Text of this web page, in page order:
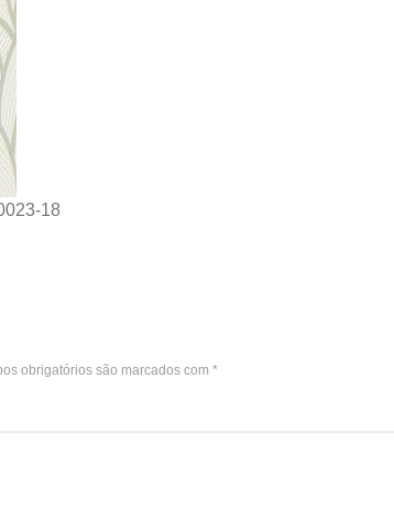
18
obrigatórios são marcados com *